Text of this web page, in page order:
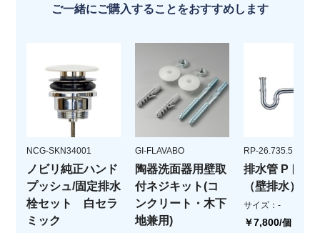
ご一緒にご購入することをおすすめします
NCG-SKN34001
ノビリ純正ハンド
プッシュ/固定排水
栓セット 白セラ
ミック
GI-FLAVABO
陶器洗面器用壁取
付ネジキット(コ
ンクリート・木下
地兼用)
RP-26.735.5
排水管 Pトラ
（壁排水）
サイズ：-
￥7,800/個